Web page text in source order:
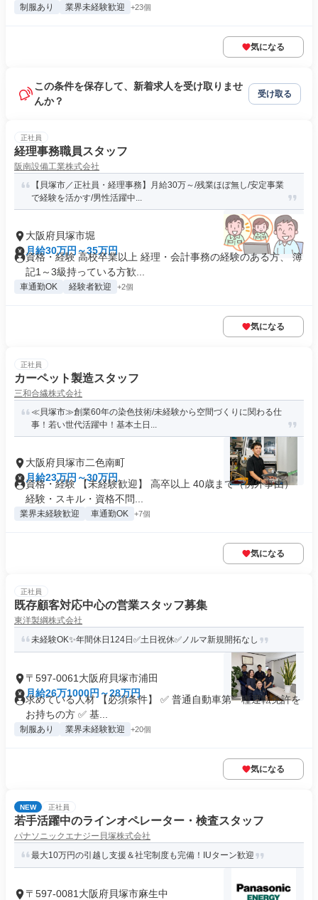
制服あり 業界未経験歓迎 +23個
気になる
この条件を保存して、新着求人を受け取りませ
んか？
受け取る
正社員
経理事務職員スタッフ
阪南設備工業株式会社
【貝塚市／正社員・経理事務】月給30万～/残業ほぼ無し/安定事業
で経験を活かす/男性活躍中...
大阪府貝塚市堀
月給30万円～35万円
資格・経験 高校卒業以上 経理・会計事務の経験のある方、 簿
記1～3級持っている方歓...
車通勤OK 経験者歓迎 +2個
気になる
正社員
カーペット製造スタッフ
三和合繊株式会社
≪貝塚市≫創業60年の染色技術/未経験から空間づくりに関わる仕
事！若い世代活躍中！基本土日...
大阪府貝塚市二色南町
月給23万円～30万円
資格・経験 【未経験歓迎】 高卒以上 40歳まで（例外事由）
経験・スキル・資格不問...
業界未経験歓迎 車通勤OK +7個
気になる
正社員
既存顧客対応中心の営業スタッフ募集
東洋製綱株式会社
未経験OK✨年間休日124日✅土日祝休✅ノルマ新規開拓なし
〒597-0061大阪府貝塚市浦田
月給26万1000円～28万円
求めている人材 【必須条件】 ✅ 普通自動車第一種運転免許を
お持ちの方 ✅ 基...
制服あり 業界未経験歓迎 +20個
気になる
NEW 正社員
若手活躍中のラインオペレーター・検査スタッフ
パナソニックエナジー貝塚株式会社
最大10万円の引越し支援＆社宅制度も完備！IUターン歓迎
〒597-0081大阪府貝塚市麻生中